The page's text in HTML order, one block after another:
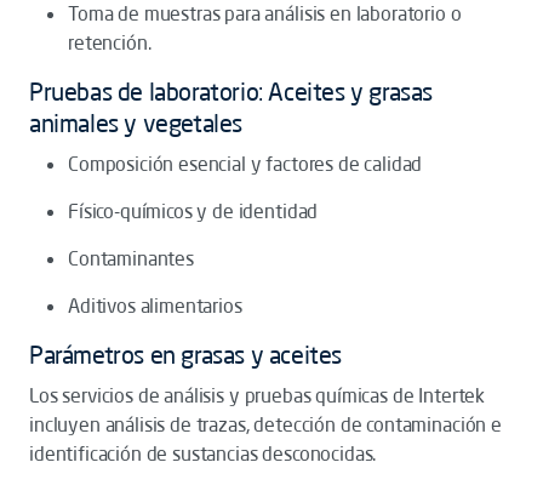
Toma de muestras para análisis en laboratorio o
retención.
Pruebas de laboratorio: Aceites y grasas
animales y vegetales
Composición esencial y factores de calidad
Físico-químicos y de identidad
Contaminantes
Aditivos alimentarios
Parámetros en grasas y aceites
Los servicios de análisis y pruebas químicas de Intertek
incluyen análisis de trazas, detección de contaminación e
identificación de sustancias desconocidas.